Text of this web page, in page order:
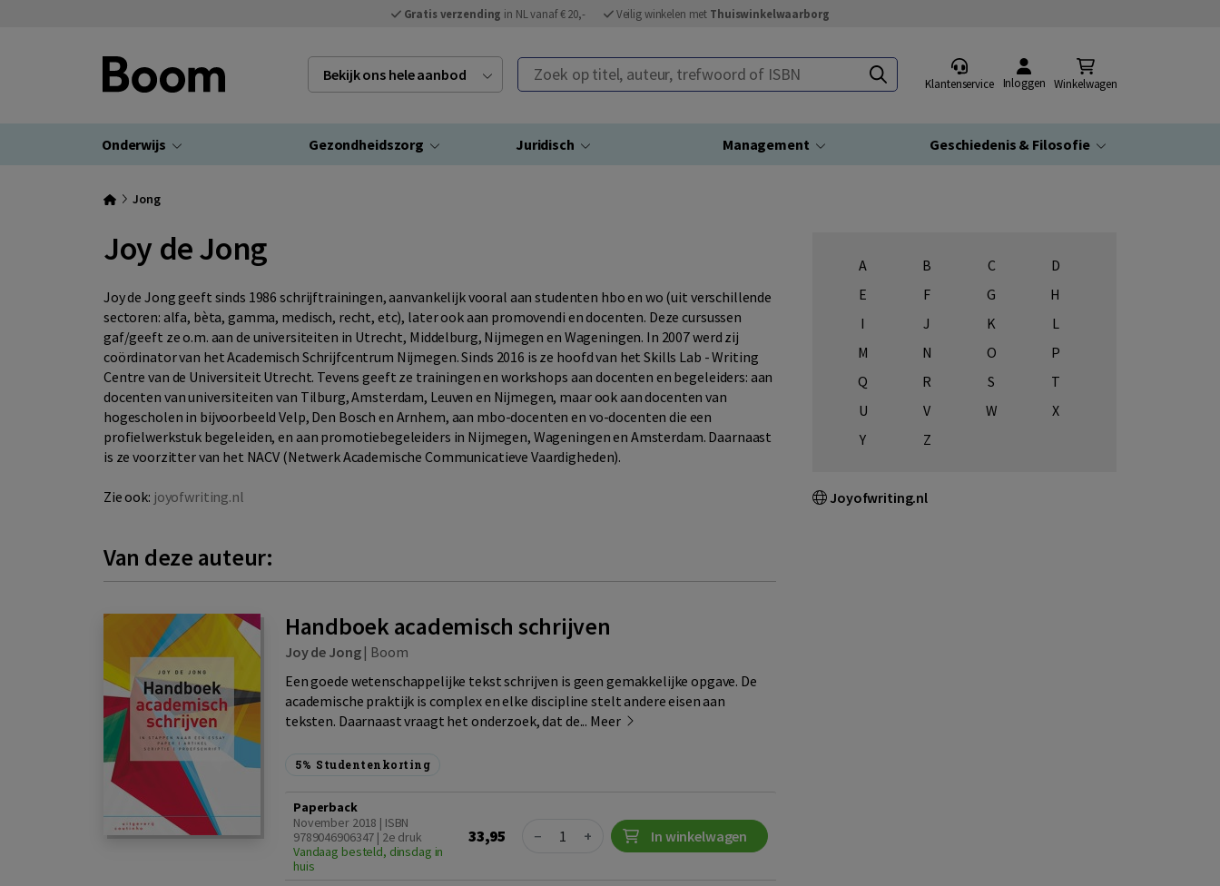
Gratis verzending in NL vanaf € 20,- Veilig winkelen met Thuiswinkelwaarborg
Bekijk ons hele aanbod Zoek op titel, auteur, trefwoord of ISBN
Klantenservice Inloggen Winkelwagen
Onderwijs Gezondheidszorg Juridisch Management Geschiedenis & Filosofie
Jong
Joy de Jong
Joy de Jong geeft sinds 1986 schrijftrainingen, aanvankelijk vooral aan studenten hbo en wo (uit verschillende
sectoren: alfa, bèta, gamma, medisch, recht, etc), later ook aan promovendi en docenten. Deze cursussen
gaf/geeft ze o.m. aan de universiteiten in Utrecht, Middelburg, Nijmegen en Wageningen. In 2007 werd zij
coördinator van het Academisch Schrijfcentrum Nijmegen. Sinds 2016 is ze hoofd van het Skills Lab - Writing
Centre van de Universiteit Utrecht. Tevens geeft ze trainingen en workshops aan docenten en begeleiders: aan
docenten van universiteiten van Tilburg, Amsterdam, Leuven en Nijmegen, maar ook aan docenten van
hogescholen in bijvoorbeeld Velp, Den Bosch en Arnhem, aan mbo-docenten en vo-docenten die een
profielwerkstuk begeleiden, en aan promotiebegeleiders in Nijmegen, Wageningen en Amsterdam. Daarnaast
is ze voorzitter van het NACV (Netwerk Academische Communicatieve Vaardigheden).
Zie ook: joyofwriting.nl
Van deze auteur:
Handboek academisch schrijven
Joy de Jong| Boom
Een goede wetenschappelijke tekst schrijven is geen gemakkelijke opgave. De
academische praktijk is complex en elke discipline stelt andere eisen aan
teksten. Daarnaast vraagt het onderzoek, dat de... Meer
5% Studentenkorting
Paperback
November 2018 | ISBN
9789046906347 | 2e druk
Vandaag besteld, dinsdag in
huis
33,95 Quantity
− + In winkelwagen
A B C
D
E
F G
H
I
J K
L
M
N O
P
Q
R S
T
U
V W
X
Y
Z
Joyofwriting.nl